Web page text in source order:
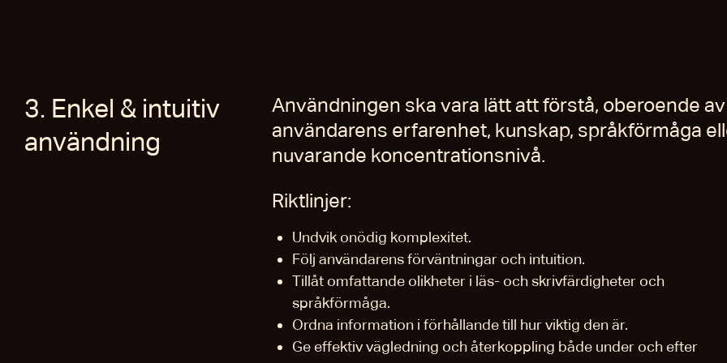
3. Enkel & intuitiv
användning
Användningen ska vara lätt att förstå, oberoende av
användarens erfarenhet, kunskap, språkförmåga
nuvarande koncentrationsnivå.
Riktlinjer:
Undvik onödig komplexitet.
Följ användarens förväntningar och intuition.
Tillåt omfattande olikheter i läs- och skrivfärdigheter och
språkförmåga.
Ordna information i förhållande till hur viktig den är.
Ge effektiv vägledning och återkoppling både under och efter